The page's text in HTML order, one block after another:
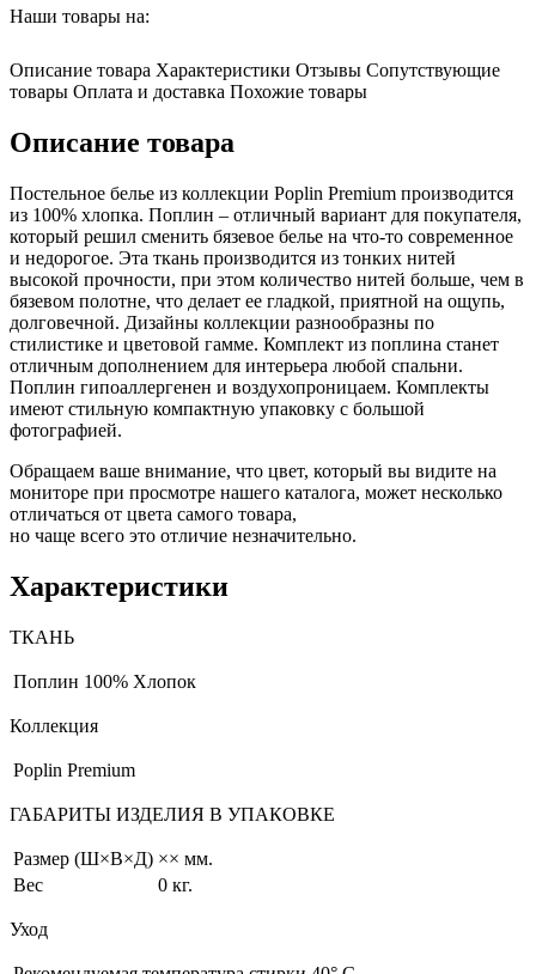
Наши товары на:
Описание товара Характеристики Отзывы Сопутствующие
товары Оплата и доставка Похожие товары
Описание товара
Постельное белье из коллекции Poplin Premium производится
из 100% хлопка. Поплин – отличный вариант для покупателя,
который решил сменить бязевое белье на что-то современное
и недорогое. Эта ткань производится из тонких нитей
высокой прочности, при этом количество нитей больше, чем в
бязевом полотне, что делает ее гладкой, приятной на ощупь,
долговечной. Дизайны коллекции разнообразны по
стилистике и цветовой гамме. Комплект из поплина станет
отличным дополнением для интерьера любой спальни.
Поплин гипоаллергенен и воздухопроницаем. Комплекты
имеют стильную компактную упаковку с большой
фотографией.
Обращаем ваше внимание, что цвет, который вы видите на
мониторе при просмотре нашего каталога, может несколько
отличаться от цвета самого товара,
но чаще всего это отличие незначительно.
Характеристики
ТКАНЬ
Поплин 100% Хлопок
Коллекция
Poplin Premium
ГАБАРИТЫ ИЗДЕЛИЯ В УПАКОВКЕ
Размер (Ш×В×Д) ×× мм.
Вес
0 кг.
Уход